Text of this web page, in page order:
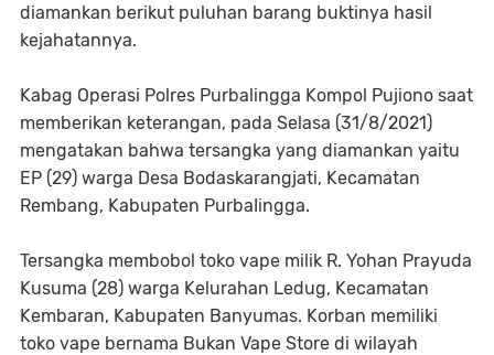
diamankan berikut puluhan barang buktinya hasil
kejahatannya.
Kabag Operasi Polres Purbalingga Kompol Pujiono saat
memberikan keterangan, pada Selasa (31/8/2021)
mengatakan bahwa tersangka yang diamankan yaitu
EP (29) warga Desa Bodaskarangjati, Kecamatan
Rembang, Kabupaten PurbaIingga.
Tersangka membobol toko vape milik R. Yohan Prayuda
Kusuma (28) warga Kelurahan Ledug, Kecamatan
Kembaran, Kabupaten Banyumas. Korban memiliki
toko vape bernama Bukan Vape Store di wilayah